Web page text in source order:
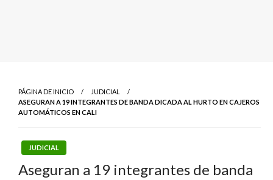
PÁGINA DE INICIO
JUDICIAL
ASEGURAN A 19 INTEGRANTES DE BANDA DICADA AL HURTO EN CAJEROS
AUTOMÁTICOS EN CALI
JUDICIAL
Aseguran a 19 integrantes de banda